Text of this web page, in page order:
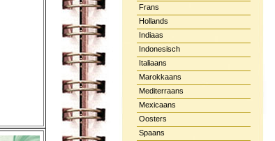
Frans
Hollands
Indiaas
Indonesisch
Italiaans
Marokkaans
Mediterraans
Mexicaans
Oosters
Spaans